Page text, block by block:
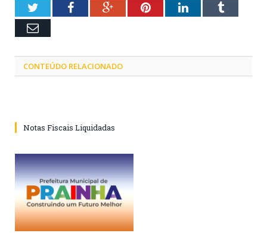
TwitterFacebookGoogle+PinterestLinkedInTumblr
Email
CONTEÚDO RELACIONADO
Notas Fiscais Liquidadas